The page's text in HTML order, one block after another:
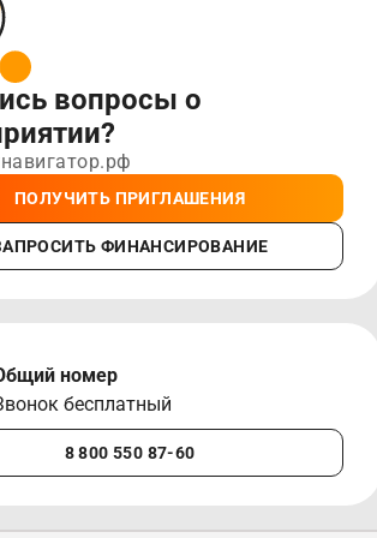
вопросы о
ПОЛУЧИТЬ ПРИГЛАШЕНИЯ
ФИНАНСИРОВАНИЕ
номер
бесплатный
8 800 550 87-60